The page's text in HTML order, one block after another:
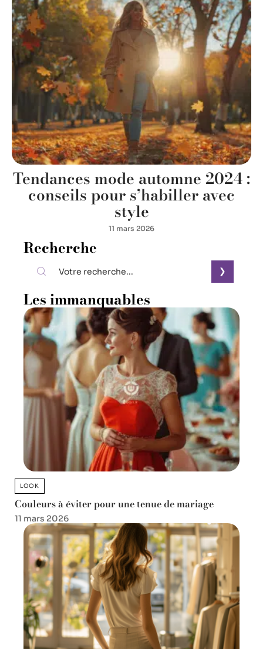
Tendances mode automne 2024 :
conseils pour s’habiller avec
style
11 mars 2026
Recherche
Les immanquables
LOOK
Couleurs à éviter pour une tenue de mariage
11 mars 2026